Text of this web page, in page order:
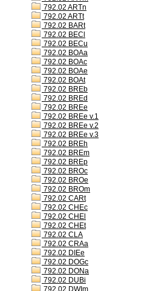
792.02 ARTn
792.02 ARTt
792.02 BARt
792.02 BECl
792.02 BECu
792.02 BOAa
792.02 BOAc
792.02 BOAe
792.02 BOAt
792.02 BREb
792.02 BREd
792.02 BREe
792.02 BREe v.1
792.02 BREe v.2
792.02 BREe v.3
792.02 BREh
792.02 BREm
792.02 BREp
792.02 BROc
792.02 BROe
792.02 BROm
792.02 CARt
792.02 CHEc
792.02 CHEl
792.02 CHEt
792.02 CLA
792.02 CRAa
792.02 DIEe
792.02 DOGc
792.02 DONa
792.02 DUBi
792.02 DWIm